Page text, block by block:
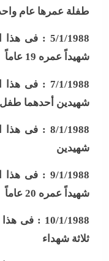
طفلة عمرها عام
5/1/1988 :
فى هذا
شهيداً عمره 19 عاماً
7/1/1988 :
فى هذا
شهيدين أحدهما طفل
8/1/1988 :
فى هذا
شهيدين
9/1/1988 :
فى هذا
شهيداً عمره 20 عاماً
10/1/1988 :
فى هذا
ثلاثة شهداء